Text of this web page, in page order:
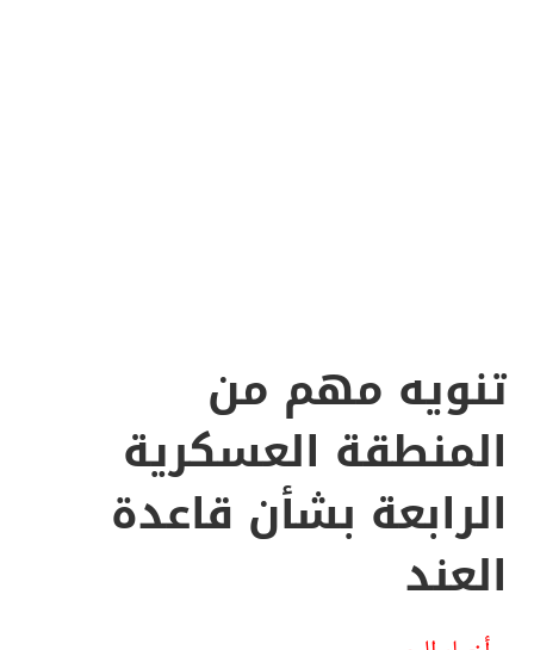
تنويه مهم من
المنطقة العسكرية
الرابعة بشأن قاعدة
العند